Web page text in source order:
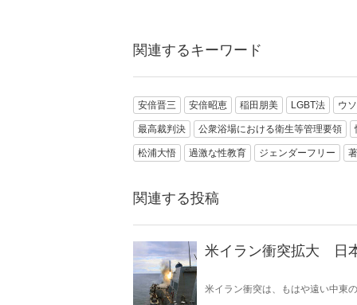
関連するキーワード
安倍晋三 安倍昭恵 稲田朋美 LGBT法 ウソ
最高裁判決 公衆浴場における衛生等管理要領
松浦大悟 過激な性教育 ジェンダーフリー
関連する投稿
米イラン衝突拡大 日
米イラン衝突は、もはや遠い中東